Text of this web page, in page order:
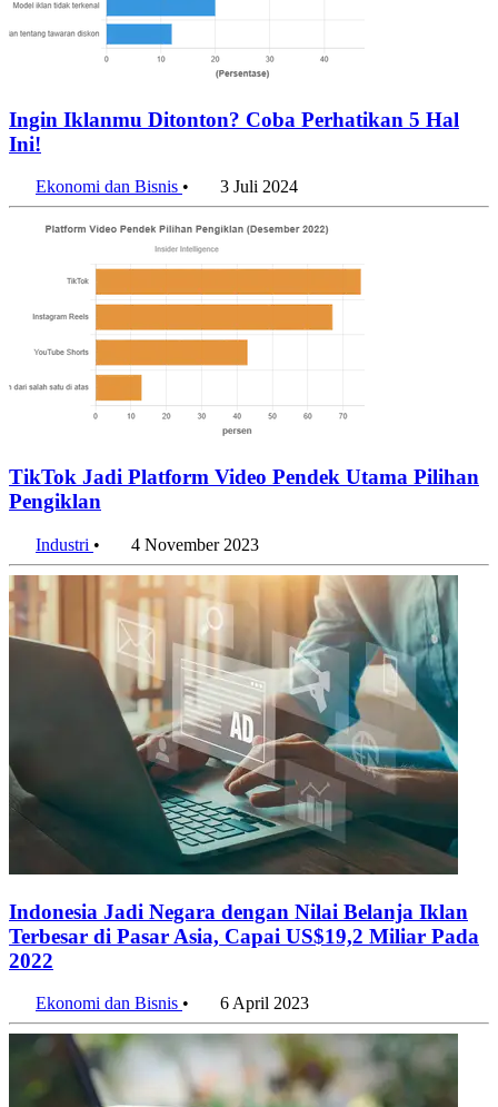
Ingin Iklanmu Ditonton? Coba Perhatikan 5 Hal
Ini!
Ekonomi dan Bisnis • 3 Juli 2024
TikTok Jadi Platform Video Pendek Utama Pilihan
Pengiklan
Industri • 4 November 2023
Indonesia Jadi Negara dengan Nilai Belanja Iklan
Terbesar di Pasar Asia, Capai US$19,2 Miliar Pada
2022
Ekonomi dan Bisnis • 6 April 2023